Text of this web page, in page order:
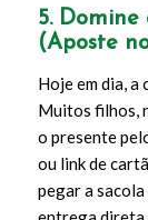
5. Domine
(Aposte
Hoje em dia,
Muitos filhos,
o presente
ou link de
pegar a